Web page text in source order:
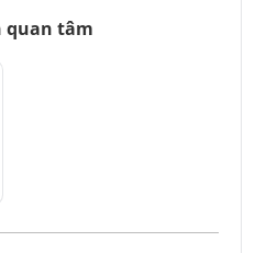
quan tâm